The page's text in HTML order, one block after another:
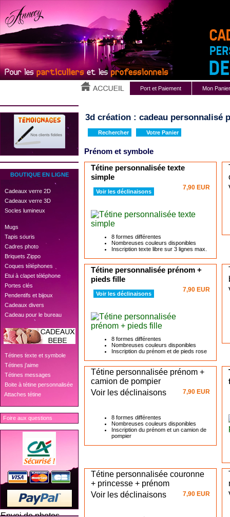
Port et Paiement Mon Panier
BOUTIQUE EN LIGNE
 Cadeaux verre 2D
 Cadeaux verre 3D
 Socles lumineux
 Mugs
 Tapis souris
 Cadres photo
 Briquets Zippo
 Coques téléphones
 Etui à clapet téléphone
 Portes clés
 Pendentifs et bijoux
 Cadeaux divers
 Cadeau pour le bureau
 Tétines texte et symbole
 Tétines j'aime
 Tétines messages
 Boite à tétine personnalisée
 Attaches tétine
Foire aux questions
3d création : cadeau personnalisé
Rechercher Votre Panier
Prénom et symbole
Tétine personnalisée texte
simple
Voir les déclinaisons
7,90 EUR
8 formes différentes
Nombreuses couleurs disponibles
Inscription texte libre sur 3 lignes max.
Tétine personnalisée prénom +
pieds fille
Voir les déclinaisons
7,90 EUR
8 formes différentes
Nombreuses couleurs disponibles
Inscription du prénom et de pieds rose
Tétine personnalisée prénom +
camion de pompier
Voir les déclinaisons
7,90 EUR
8 formes différentes
Nombreuses couleurs disponibles
Inscription du prénom et un camion de
pompier
Tétine personnalisée couronne
+ princesse + prénom
Voir les déclinaisons
7,90 EUR